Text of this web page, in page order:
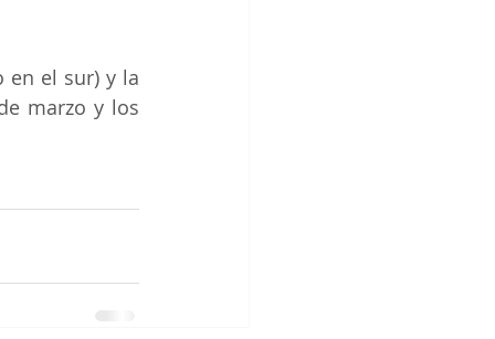
en el sur) y la
marzo y los